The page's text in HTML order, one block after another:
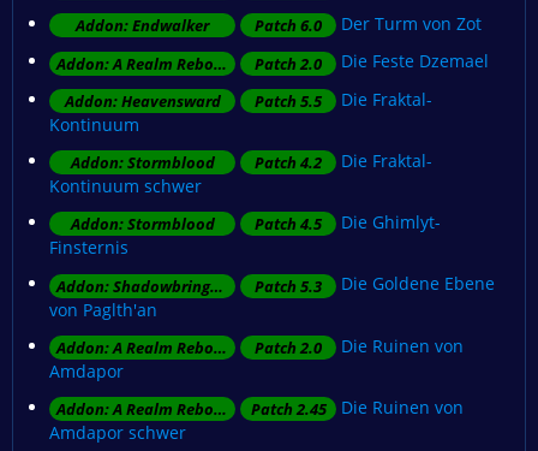
Addon: Endwalker Patch 6.0 Der Turm von Zot
Addon: A Realm Reborn Patch 2.0 Die Feste Dzemael
Addon: Heavensward Patch 5.5
Die Fraktal-
Kontinuum
Addon: Stormblood Patch 4.2
Die Fraktal-
Kontinuum schwer
Addon: Stormblood Patch 4.5
Die Ghimlyt-
Finsternis
Addon: Shadowbringers Patch 5.3
Die Goldene Ebene
von Paglth'an
Addon: A Realm Reborn Patch 2.0
Die Ruinen von
Amdapor
Addon: A Realm Reborn Patch 2.45
Die Ruinen von
Amdapor schwer